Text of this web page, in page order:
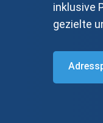
inklusive
gezielte